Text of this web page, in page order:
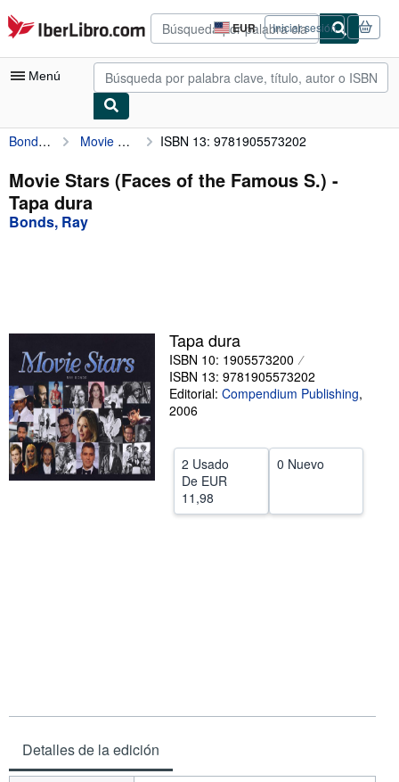
Pasar al contenido principal
IberLibro.com EUR
Preferencias
de
compra
del
Iniciar sesión
Menú
Mi cuenta
Consultar mis pedidos
Búsqueda avanzada
Colecciones
Vendedores
Comenzar a vender
Ayuda
Bonds, Ray Movie Stars (Faces of the Famous S.) ISBN 13: 9781905573202
Movie Stars (Faces of the Famous S.) -
Tapa dura
Bonds, Ray
Tapa dura
ISBN 10: 1905573200
ISBN 13: 9781905573202
Editorial: Compendium Publishing,
2006
2 Usado
De EUR
11,98
0 Nuevo
Detalles de la edición